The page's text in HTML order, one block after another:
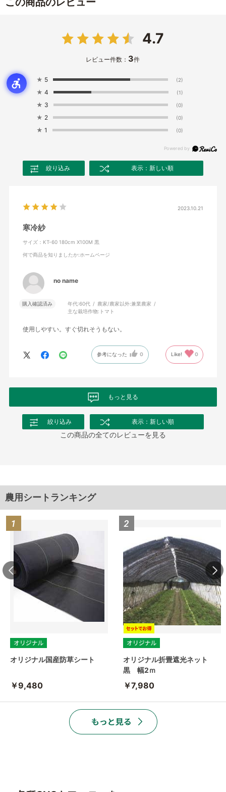
4.7
レビュー件数： 3件
★ 5 (2)
★ 4 (1)
★ 3 (0)
★ 2 (0)
★ 1 (0)
絞り込み 表示：新しい順
2023.10.21
寒冷紗
サイズ：KT-60 180cm X100M 黒
何で商品を知りましたか:ホームページ
no name
購入確認済み 年代:60代 農家/農家以外:兼業農家
主な栽培作物: トマト
使用しやすい。すぐ切れそうもない。
参考になった 0 Like! 0
もっと見る
絞り込み 表示：新しい順
この商品の全てのレビューを見る
農用シートランキング
オリジナル国産防草シート
￥9,480
オリジナル折畳遮光ネット
黒 幅2ｍ
￥7,980